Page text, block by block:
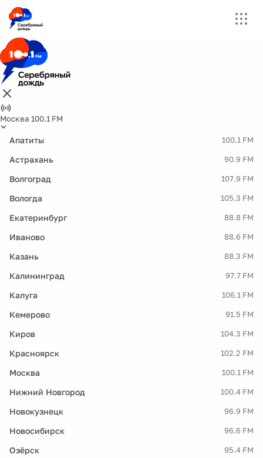
Москва 100.1 FM
Апатиты 100.1 FM
Астрахань 90.9 FM
Волгоград 107.9 FM
Вологда 105.3 FM
Екатеринбург 88.8 FM
Иваново 88.6 FM
Казань 88.3 FM
Калининград 97.7 FM
Калуга 106.1 FM
Кемерово 91.5 FM
Киров 104.3 FM
Красноярск 102.2 FM
Москва 100.1 FM
Нижний Новгород 100.4 FM
Новокузнецк 96.9 FM
Новосибирск 96.6 FM
Озёрск 95.4 FM